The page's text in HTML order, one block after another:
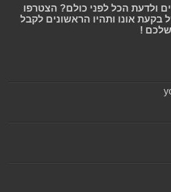
ולדעת הכל לפני כולם? הצטרפו
בקעת אונו ותהיו הראשונים לקבל
שלכם !